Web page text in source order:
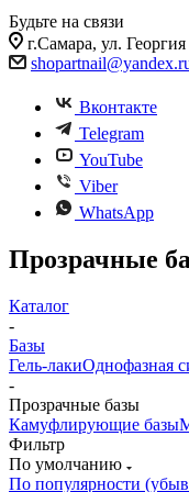
Будьте на связи
г.Самара, ул.
Вконтакте
Telegram
YouTube
Viber
WhatsApp
Прозрачные
Каталог
-
Базы
Гель-лакиОднофазная
-
Прозрачные базы
Камуфлирующие базы
Фильтр
По умолчанию
По популярности